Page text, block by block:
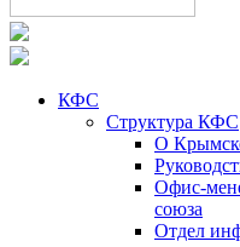
КФС
Структура КФС
О
Офис-
союза
Отдел